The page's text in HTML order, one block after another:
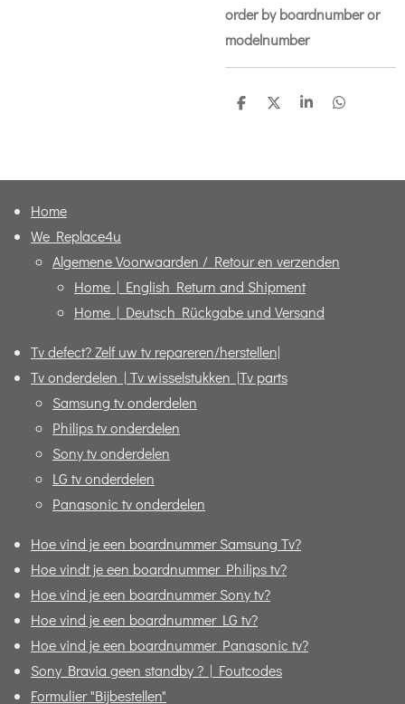
order by boardnumber or
modelnumber
D
D
S
D
Home
We Replace4u
Algemene Voorwaarden / Retour en verzenden
Home | English Return and Shipment
Home | Deutsch Rückgabe und Versand
Tv defect? Zelf uw tv repareren/herstellen|
Tv onderdelen | Tv wisselstukken |Tv parts
Samsung tv onderdelen
Philips tv onderdelen
Sony tv onderdelen
LG tv onderdelen
Panasonic tv onderdelen
Hoe vind je een boardnummer Samsung Tv?
Hoe vindt je een boardnummer Philips tv?
Hoe vind je een boardnummer Sony tv?
Hoe vind je een boardnummer LG tv?
Hoe vind je een boardnummer Panasonic tv?
Sony Bravia geen standby ? | Foutcodes
Formulier "Bijbestellen"